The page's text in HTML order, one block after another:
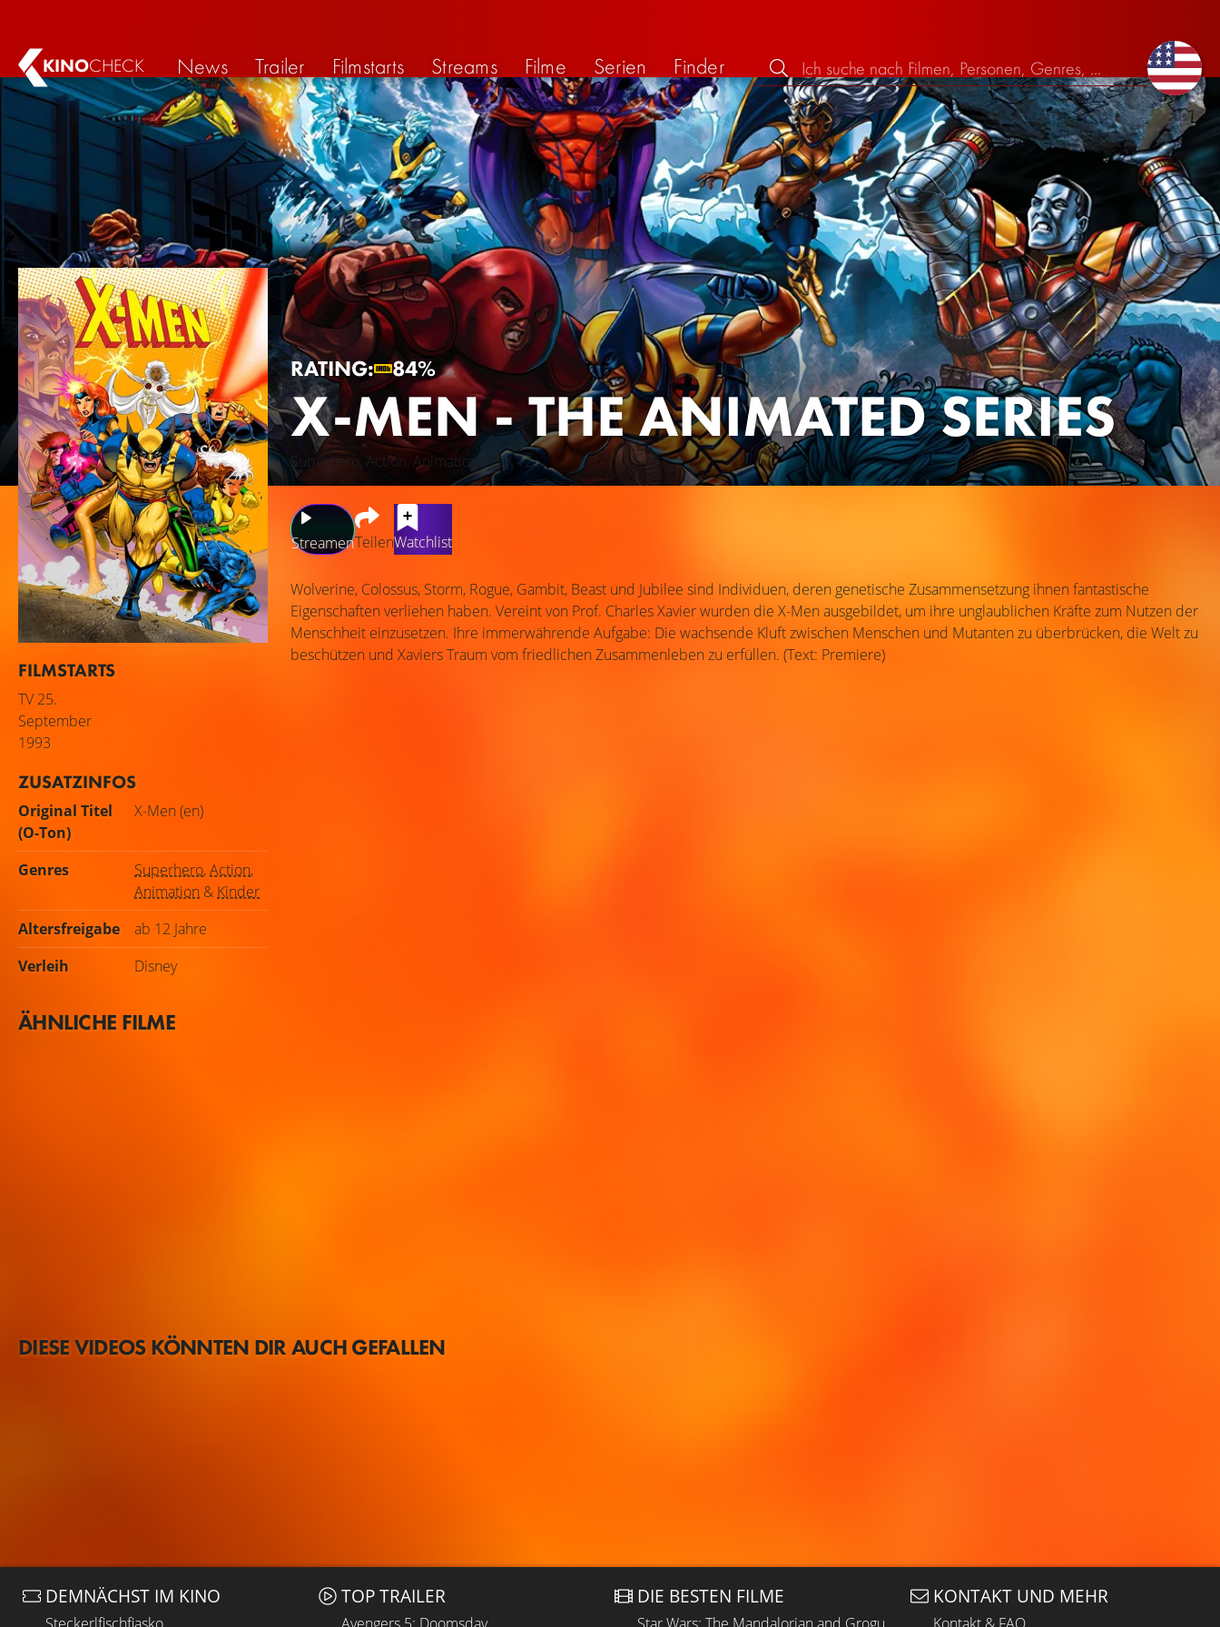
KINOCHECK News Trailer Filmstarts Streams Filme Serien Finder
RATING: 84%
X-MEN - THE ANIMATED SERIES
Superhero, Action, Animation · FSK 12
FILMSTARTS
TV 25.
September
1993
ZUSATZINFOS
Original Titel
(O-Ton)
X-Men (en)
Genres Superhero,Action,
Animation & Kinder
Altersfreigabe
ab 12 Jahre
Verleih
Disney
StreamenTeilenWatchlist
Wolverine, Colossus, Storm, Rogue, Gambit, Beast und Jubilee sind Individuen, deren genetische Zusammensetzung ihnen fantastische
Eigenschaften verliehen haben. Vereint von Prof. Charles Xavier wurden die X-Men ausgebildet, um ihre unglaublichen Kräfte zum Nutzen der
Menschheit einzusetzen. Ihre immerwährende Aufgabe: Die wachsende Kluft zwischen Menschen und Mutanten zu überbrücken, die Welt zu
beschützen und Xaviers Traum vom friedlichen Zusammenleben zu erfüllen. (Text: Premiere)
ÄHNLICHE FILME
DIESE VIDEOS KÖNNTEN DIR AUCH GEFALLEN
DEMNÄCHST IM KINO TOP TRAILER DIE BESTEN FILME KONTAKT UND MEHR